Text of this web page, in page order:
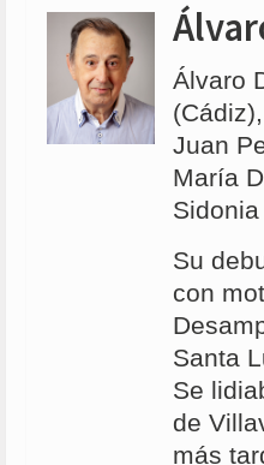
Álvaro
Juan
María
Su
con
Santa
Se
de
más